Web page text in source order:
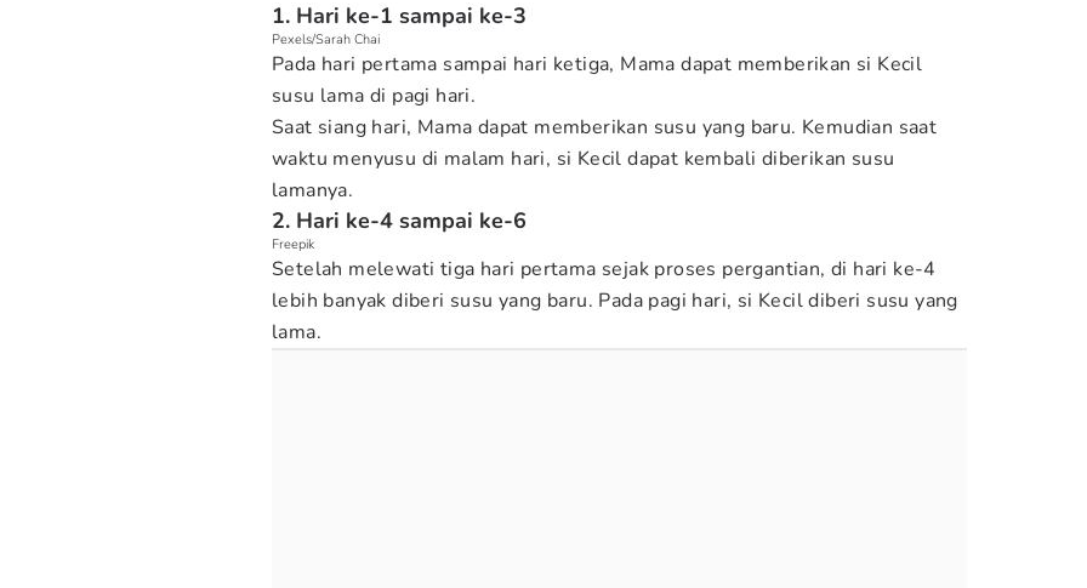
1. Hari ke-1 sampai ke-3
Pexels/Sarah Chai
Pada hari pertama sampai hari ketiga, Mama dapat memberikan si Kecil
susu lama di pagi hari.
Saat siang hari, Mama dapat memberikan susu yang baru. Kemudian saat
waktu menyusu di malam hari, si Kecil dapat kembali diberikan susu
lamanya.
2. Hari ke-4 sampai ke-6
Freepik
Setelah melewati tiga hari pertama sejak proses pergantian, di hari ke-4
lebih banyak diberi susu yang baru. Pada pagi hari, si Kecil diberi susu yang
lama.